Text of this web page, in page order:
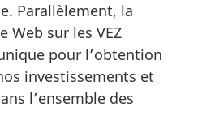
Parallèlement, la
Web sur les VEZ
pour l’obtention
investissements et
l’ensemble des